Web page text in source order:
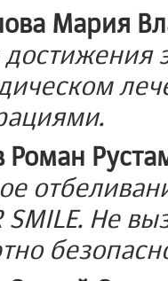
Мария
SMILE. Не